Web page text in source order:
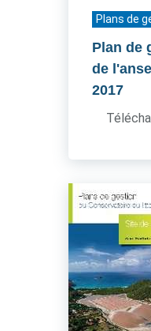
Plans de
Plan de
de
2017